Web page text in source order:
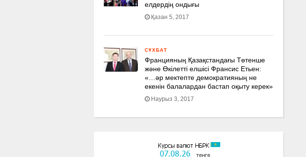
елдердің ондығы
Қазан 5, 2017
СҰХБАТ
Францияның Қазақстандағы Төтенше
және Өкілетті елшісі Франсис Етьен:
«…әр мектепте демократияның не
екенін балалардан бастап оқыту керек»
Наурыз 3, 2017